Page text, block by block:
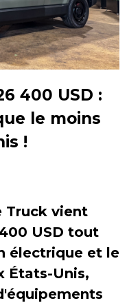
400 USD :
le moins
!
Truck vient
USD tout
électrique et le
États-Unis,